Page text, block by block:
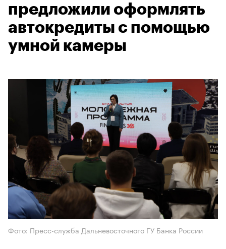
предложили оформлять
автокредиты с помощью
умной камеры
Фото: Пресс-служба Дальневосточного ГУ Банка России